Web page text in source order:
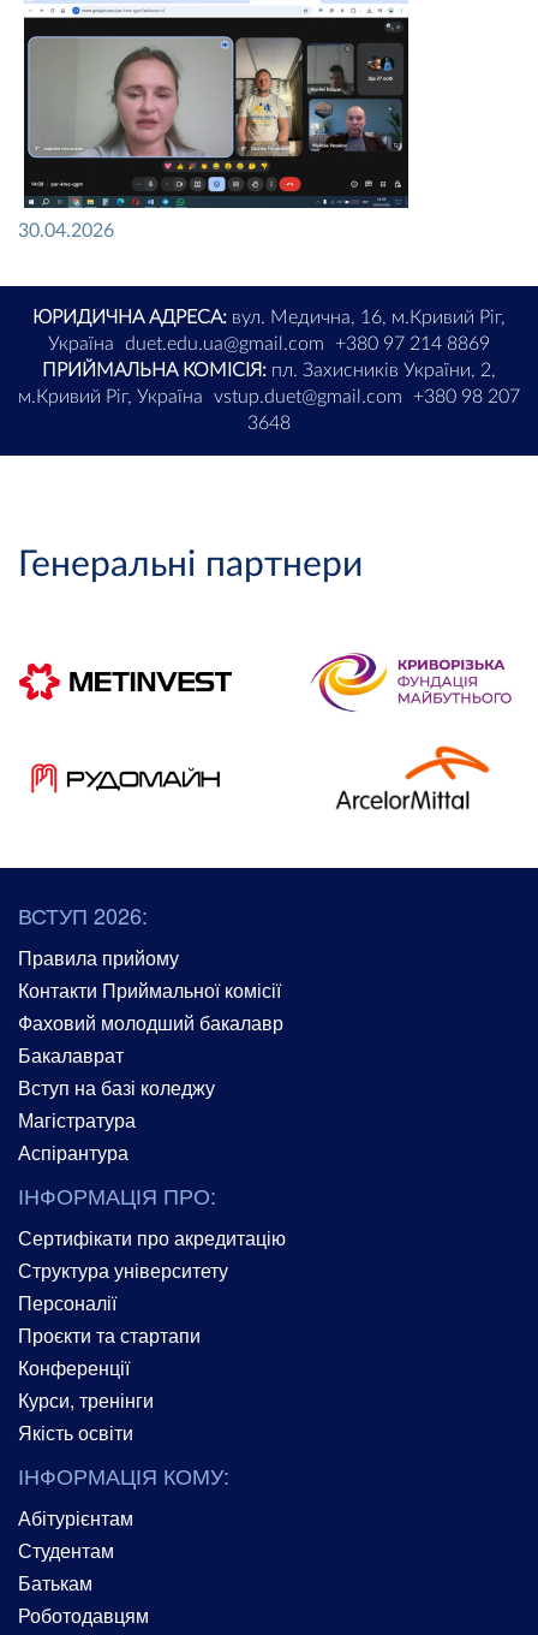
30.04.2026
ЮРИДИЧНА АДРЕСА: вул. Медична, 16, м.Кривий Ріг,
Україна
duet.edu.ua@gmail.com
+380 97 214 8869
ПРИЙМАЛЬНА КОМІСІЯ: пл. Захисників України, 2,
м.Кривий Ріг, Україна
vstup.duet@gmail.com
+380 98 207
3648
Генеральні партнери
ВСТУП 2026:
Правила прийому
Контакти Приймальної комісії
Фаховий молодший бакалавр
Бакалаврат
Вступ на базі коледжу
Магістратура
Аспірантура
ІНФОРМАЦІЯ ПРО:
Сертифікати про акредитацію
Структура університету
Персоналії
Проєкти та стартапи
Конференції
Курси, тренінги
Якість освіти
ІНФОРМАЦІЯ КОМУ:
Абітурієнтам
Студентам
Батькам
Роботодавцям